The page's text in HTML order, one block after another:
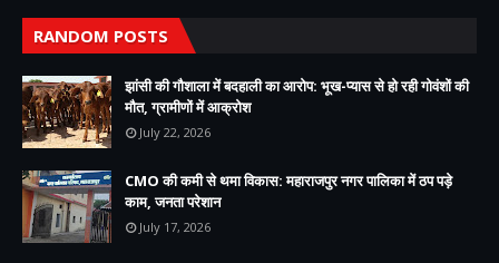
RANDOM POSTS
झांसी की गौशाला में बदहाली का आरोप: भूख-प्यास से हो रही गोवंशों की
मौत, ग्रामीणों में आक्रोश
July 22, 2026
CMO की कमी से थमा विकास: महाराजपुर नगर पालिका में ठप पड़े
काम, जनता परेशान
July 17, 2026